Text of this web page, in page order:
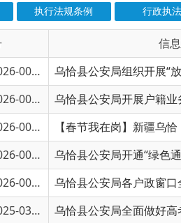
信息标题
乌恰县公安局组织开展“放管服”宣传工
乌恰县公安局开展户籍业务网上办理
【春节我在岗】新疆乌恰：春节服务“
乌恰县公安局开通“绿色通道”助力内初
乌恰县公安局各户政窗口全力推动户
乌恰县公安局全面做好高考考生户籍
乌恰县公安局全面打造贴心服务群众的
乌恰县公安局治安管理大队全面打造